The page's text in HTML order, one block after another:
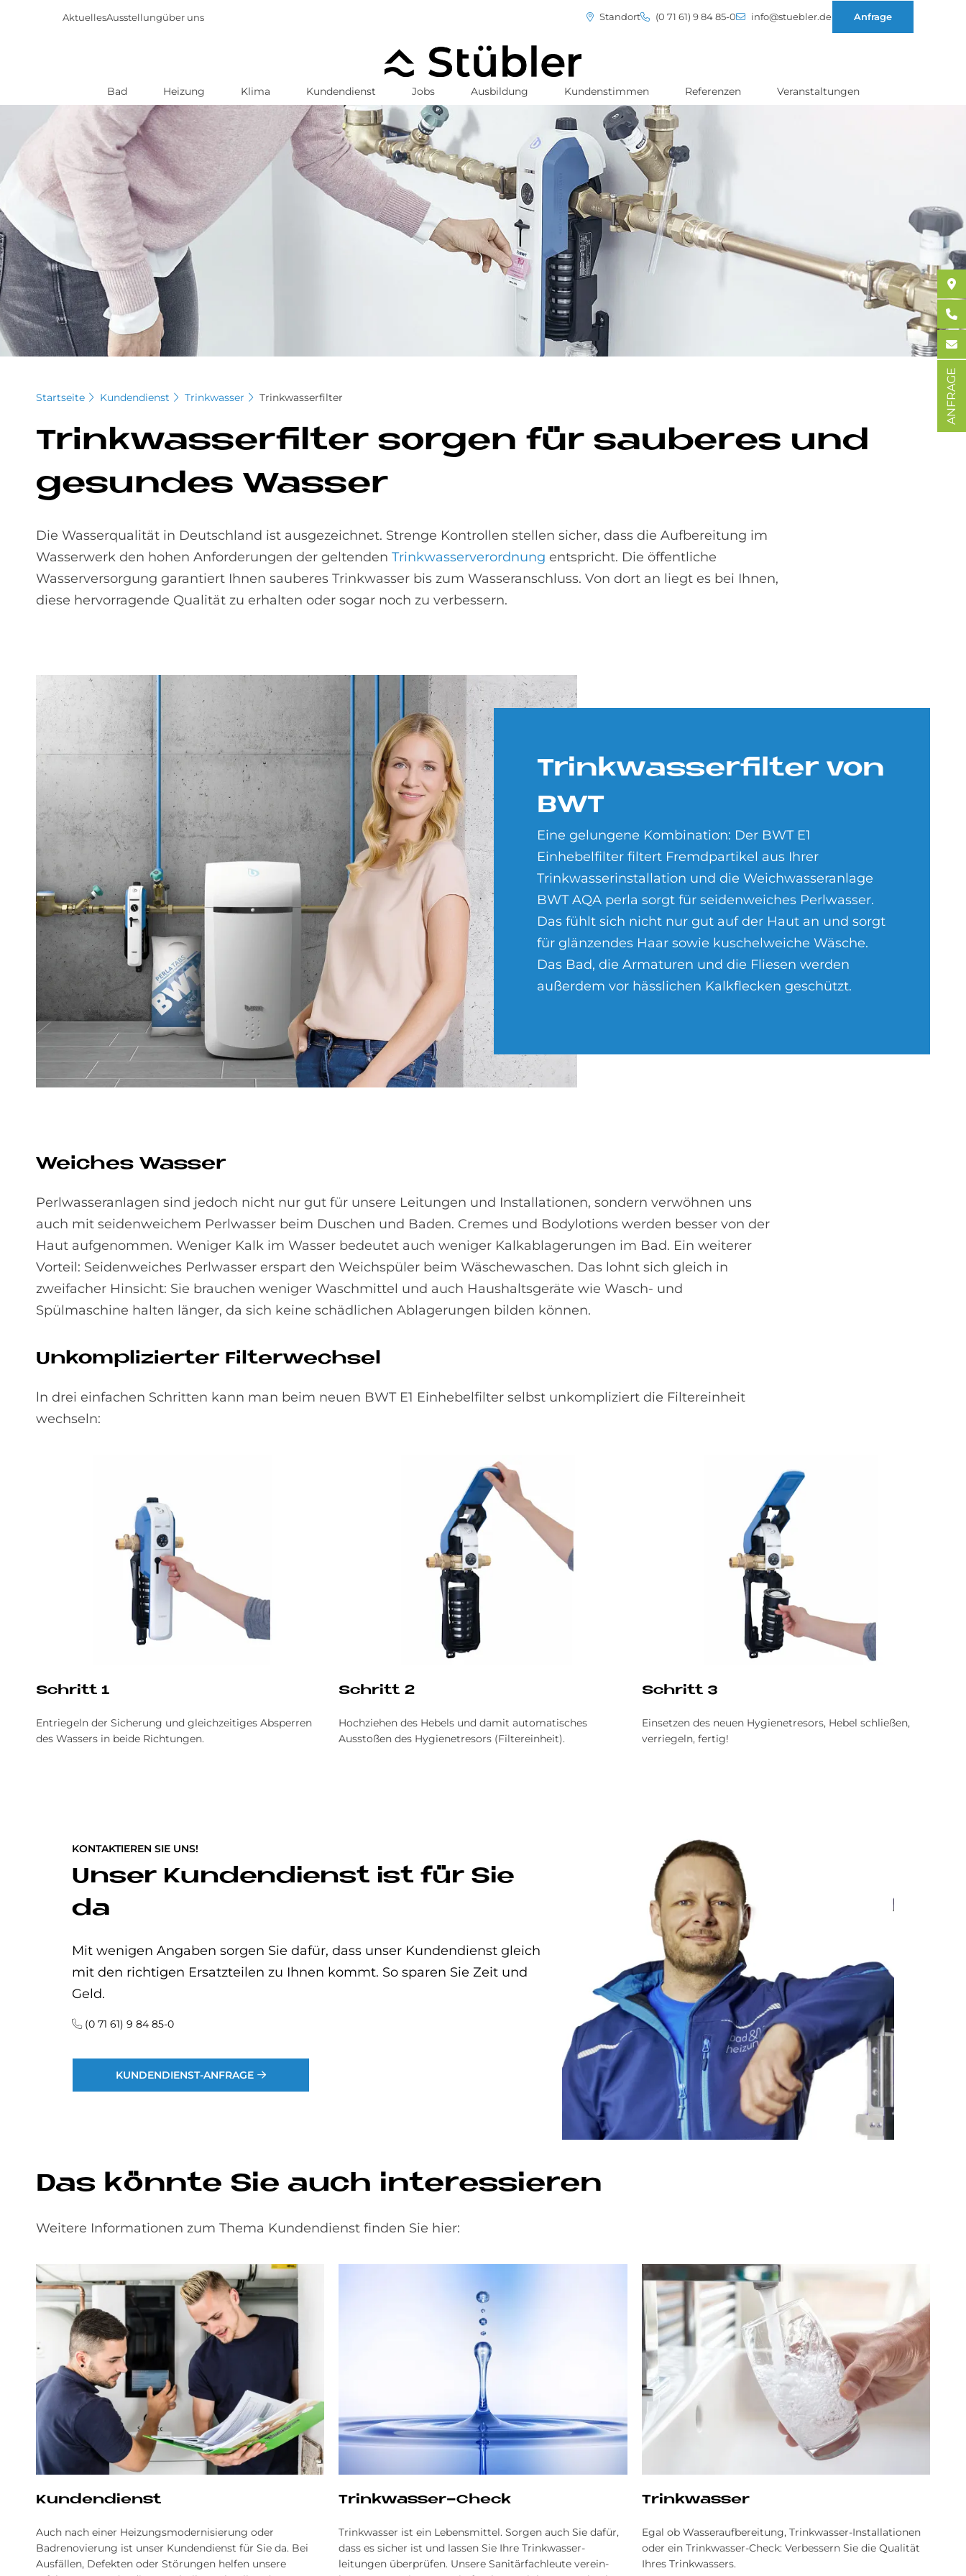
AktuellesAusstellungüber uns Standort (0 71 61) 9 84 85-0 info@stuebler.de Anfrage
Bad Heizung Klima Kundendienst Jobs Ausbildung Kundenstimmen Referenzen Veranstaltungen
Startseite Kundendienst Trinkwasser Trinkwasserfilter
Trink­was­ser­fil­ter sor­gen für sau­be­res und
ge­sun­des Was­ser
Die Wasserqualität in Deutschland ist ausgezeichnet. Strenge Kontrollen stellen sicher, dass die Aufbereitung im
Wasserwerk den hohen Anforderungen der geltenden Trinkwasserverordnung entspricht. Die öffentliche
Wasserversorgung garantiert Ihnen sauberes Trinkwasser bis zum Wasseranschluss. Von dort an liegt es bei Ihnen,
diese hervorragende Qualität zu erhalten oder sogar noch zu verbessern.
Trink­was­ser­fil­ter von
BWT
Eine gelungene Kombination: Der BWT E1
Einhebelfilter filtert Fremdpartikel aus Ihrer
Trinkwasserinstallation und die Weichwasseranlage
BWT AQA perla sorgt für seidenweiches Perlwasser.
Das fühlt sich nicht nur gut auf der Haut an und sorgt
für glänzendes Haar sowie kuschelweiche Wäsche.
Das Bad, die Armaturen und die Fliesen werden
außerdem vor hässlichen Kalkflecken geschützt.
Wei­ches Was­ser
Perlwasseranlagen sind jedoch nicht nur gut für unsere Leitungen und Installationen, sondern verwöhnen uns
auch mit seidenweichem Perlwasser beim Duschen und Baden. Cremes und Bodylotions werden besser von der
Haut aufgenommen. Weniger Kalk im Wasser bedeutet auch weniger Kalkablagerungen im Bad. Ein weiterer
Vorteil: Seidenweiches Perlwasser erspart den Weichspüler beim Wäschewaschen. Das lohnt sich gleich in
zweifacher Hinsicht: Sie brauchen weniger Waschmittel und auch Haushaltsgeräte wie Wasch- und
Spülmaschine halten länger, da sich keine schädlichen Ablagerungen bilden können.
Un­kom­pli­zier­ter Fil­ter­wech­sel
ln drei einfachen Schritten kann man beim neuen BWT E1 Einhebelfilter selbst unkompliziert die Filtereinheit
wechseln:
Schritt 1
Entriegeln der Sicherung und gleichzeitiges Absperren
des Wassers in beide Richtungen.
Schritt 2
Hochziehen des Hebels und damit automatisches
Ausstoßen des Hygienetresors (Filtereinheit).
Schritt 3
Einsetzen des neuen Hygienetresors, Hebel schließen,
verriegeln, fertig!
KONTAKTIEREN SIE UNS!
Unser Kundendienst ist für Sie
da
Mit wenigen Angaben sorgen Sie dafür, dass unser Kundendienst gleich
mit den richtigen Ersatzteilen zu Ihnen kommt. So sparen Sie Zeit und
Geld.
(0 71 61) 9 84 85-0
KUNDENDIENST-ANFRAGE
Das könnte Sie auch interessieren
Weitere Informationen zum Thema Kundendienst finden Sie hier:
Kundendienst
Auch nach einer Heizungsmodernisierung oder
Badrenovierung ist unser Kundendienst für Sie da. Bei
Ausfällen, Defekten oder Störungen helfen unsere
Trinkwasser-Check
Trinkwasser ist ein Lebensmittel. Sorgen auch Sie dafür,
dass es sicher ist und lassen Sie Ihre Trink­wasser­
leitungen überprüfen. Unsere Sanitär­fachleute ver­ein­
Trinkwasser
Egal ob Wasseraufbereitung, Trinkwasser-Installationen
oder ein Trinkwasser-Check: Verbessern Sie die Qualität
Ihres Trinkwassers.
ANFRAGE